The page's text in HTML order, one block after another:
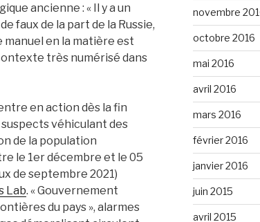
ancienne : « Il y a un
faux de la part de la Russie,
manuel en la matière est
très numérisé dans
en action dès la fin
véhiculant des
de la population
le 1er décembre et le 05
de septembre 2021)
Lab. « Gouvernement
du pays », alarmes
novembre
octobre 2016
mai 2016
avril 2016
mars 2016
février 2016
janvier 2016
juin 2015
avril 2015